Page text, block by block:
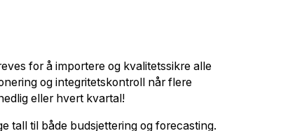
for å importere og kvalitetssikre alle
og integritetskontroll når flere
eller hvert kvartal!
tall til både budsjettering og forecasting.